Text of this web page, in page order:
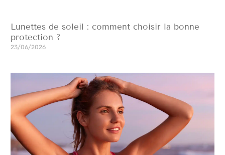
Lunettes de soleil : comment choisir la bonne
protection ?
23/06/2026